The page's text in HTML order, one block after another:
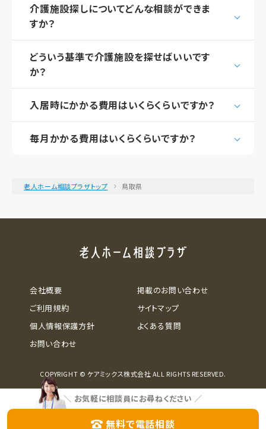
介護施設探しについてどんな相談ができま
すか？
どういう基準で介護施設を探せばいいです
か？
入居時にかかる費用はいくらくらいですか？
毎月かかる費用はいくらくらいですか？
老人ホーム相談プラザトップ 鳥取県
＼ お気軽に相談員にお尋ねください ／
無料で電話相談
会社概要
ご利用規約
個人情報保護方針
お問い合わせ
掲載のお問い合わせ
サイトマップ
よくある質問
COPYRIGHT © ケアミックス株式会社 ALL RIGHTS RESERVED.